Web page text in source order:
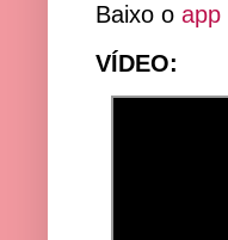
Baixo o app
VÍDEO: